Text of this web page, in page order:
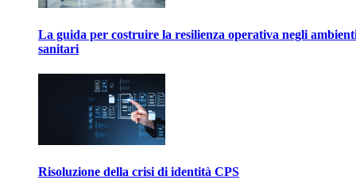
La guida per costruire la resilienza operativa negli
sanitari
Risoluzione della crisi di identità CPS